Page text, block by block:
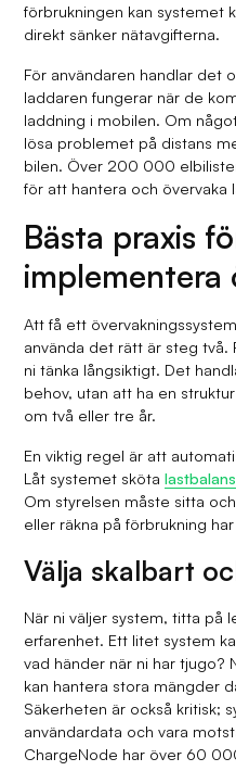
förbrukningen kan systemet
direkt sänker nätavgifterna.
För användaren handlar det
laddaren fungerar när de
laddning i mobilen. Om
lösa problemet på distans
bilen. Över 200 000
för att hantera och övervaka
Bästa praxis
implementera
Att få ett
använda det rätt är steg två.
ni tänka långsiktigt. Det
behov, utan att ha en
om två eller tre år.
En viktig regel är att
Låt systemet sköta
Om styrelsen måste sitta
eller räkna på förbrukning
Välja skalbart
När ni väljer system, titta på
erfarenhet. Ett litet system
vad händer när ni har tjugo?
kan hantera stora mängder
Säkerheten är också kritisk;
användardata och vara
ChargeNode har över 60